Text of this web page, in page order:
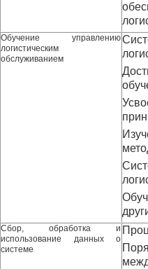
Обучение управлению
логистическим
обслуживанием
Сбор, обработка и
использование данных о
системе